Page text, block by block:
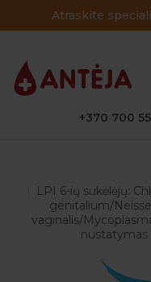
Atraskite
+370 700
LPI 6-ių sukėlėjų:
genitalium/
vaginalis/
nustatymas